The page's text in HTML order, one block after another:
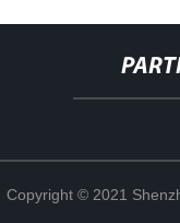
Copyright © 2021